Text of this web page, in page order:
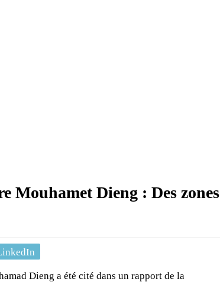
Mouhamet Dieng : Des zones
Dieng a été cité dans un rapport de la